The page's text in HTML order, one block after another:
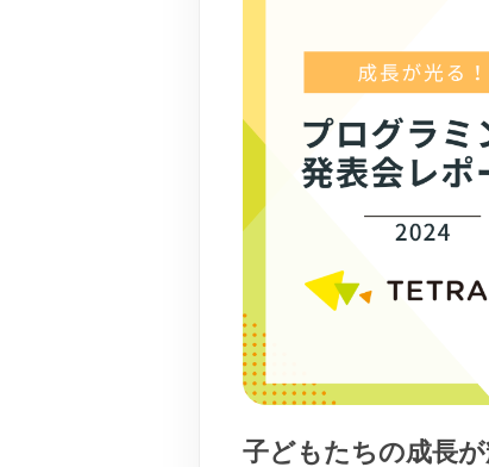
子どもたちの成長